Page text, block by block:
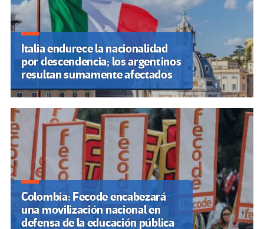
Italia endurece la nacionalidad
por descendencia; los argentinos
resultan sumamente afectados
Colombia: Fecode encabezará
una movilización nacional en
defensa de la educación pública